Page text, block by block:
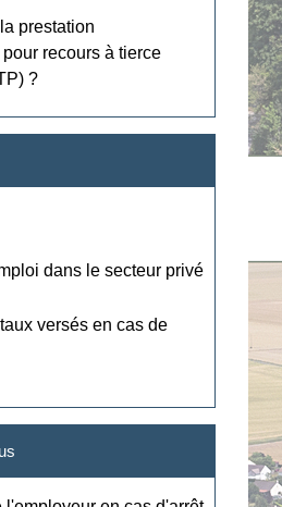
prestation
recours à tierce
?
dans le secteur privé
versés en cas de